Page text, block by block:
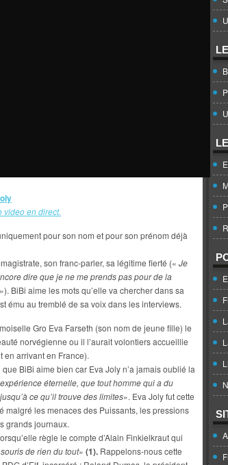
video en direct.
pour son nom et pour son prénom déjà
son franc-parler, sa légitime fierté (« Je
dire que je ne me prends pas pour de la
»). BiBi aime les mots qu’elle va chercher dans sa
ému au tremblé de sa voix dans les interviews.
Gro Eva Farseth (son nom de jeune fille) le
norvégienne ou il l’aurait volontiers accueillie
en arrivant en France).
BiBi aime bien car Eva Joly n’a jamais oublié la
éternelle, que tout homme qui a du
ce qu’il trouve des limites». Eva Joly fut cette
malgré les menaces des Puissants, les pressions
grands journaux.
règle le compte d’Alain Finkielkraut qui
souris de rien du tout» (1). Rappelons-nous cette